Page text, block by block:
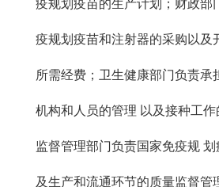
疫规划疫苗的生产计划；财政部
疫规划疫苗和注射器的采购以及
所需经费；卫生健康部门负责承
机构和人员的管理 以及接种工
监督管理部门负责国家免疫规
及生产和流通环节的质量监督管